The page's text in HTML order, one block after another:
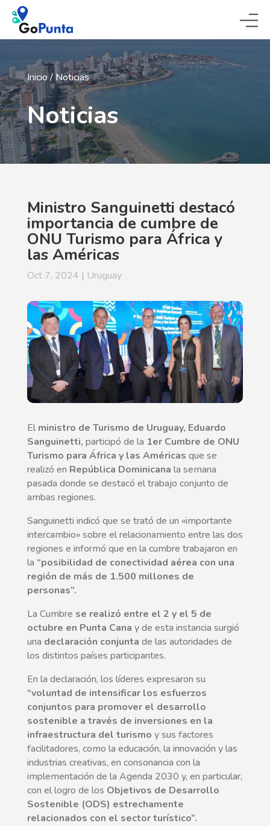
Inicio/Noticias
Noticias
Ministro Sanguinetti destacó
importancia de cumbre de
ONU Turismo para África y
las Américas
Oct 7, 2024 | Uruguay
El ministro de Turismo de Uruguay, Eduardo
Sanguinetti, participó de la 1er Cumbre de ONU
Turismo para África y las Américas que se
realizó en República Dominicana la semana
pasada donde se destacó el trabajo conjunto de
ambas regiones.
Sanguinetti indicó que se trató de un «importante
intercambio» sobre el relacionamiento entre las dos
regiones e informó que en la cumbre trabajaron en
la “posibilidad de conectividad aérea con una
región de más de 1.500 millones de
personas”.
La Cumbre se realizó entre el 2 y el 5 de
octubre en Punta Cana y de esta instancia surgió
una declaración conjunta de las autoridades de
los distintos países participantes.
En la declaración, los líderes expresaron su
“voluntad de intensificar los esfuerzos
conjuntos para promover el desarrollo
sostenible a través de inversiones en la
infraestructura del turismo y sus factores
facilitadores, como la educación, la innovación y las
industrias creativas, en consonancia con la
implementación de la Agenda 2030 y, en particular,
con el logro de los Objetivos de Desarrollo
Sostenible (ODS) estrechamente
relacionados con el sector turístico”.